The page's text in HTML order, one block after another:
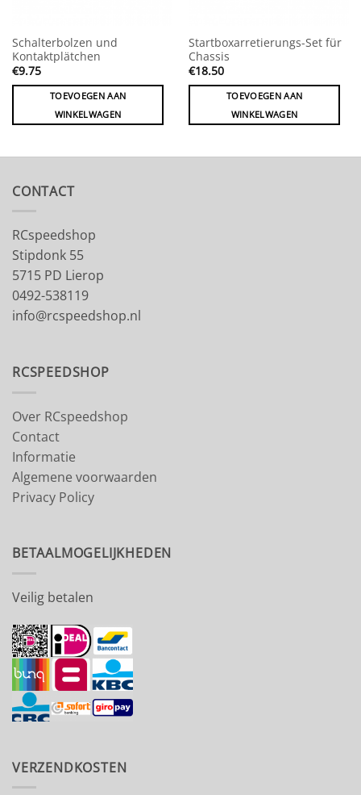
Schalterbolzen und
Kontaktplätchen
€9.75
TOEVOEGEN AAN
WINKELWAGEN
Startboxarretierungs-Set für
Chassis
€18.50
TOEVOEGEN AAN
WINKELWAGEN
CONTACT
RCspeedshop
Stipdonk 55
5715 PD Lierop
0492-538119
info@rcspeedshop.nl
RCSPEEDSHOP
Over RCspeedshop
Contact
Informatie
Algemene voorwaarden
Privacy Policy
BETAALMOGELIJKHEDEN
Veilig betalen
VERZENDKOSTEN